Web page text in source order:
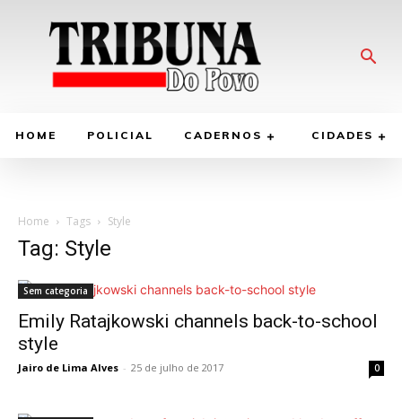
HOME POLICIAL CADERNOS CIDADES
Home Tags Style
Tag: Style
Sem categoria
Emily Ratajkowski channels back-to-school
style
Jairo de Lima Alves - 25 de julho de 2017 0